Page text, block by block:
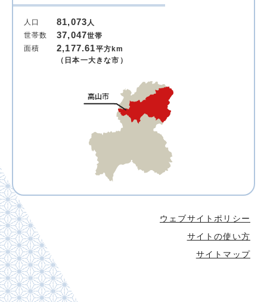
人口 81,073人
世帯数
37,047世帯
面積
2,177.61平方km
（日本一大きな市）
ウェブサイトポリシー
サイトの使い方
サイトマップ